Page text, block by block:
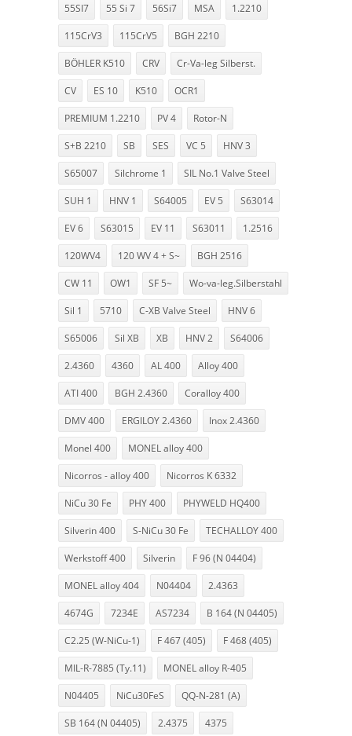
55SI7 55 Si 7 56Si7 MSA 1.2210
115CrV3 115CrV5 BGH 2210
BÖHLER K510 CRV Cr-Va-leg Silberst.
CV ES 10 K510 OCR1
PREMIUM 1.2210 PV 4 Rotor-N
S+B 2210 SB SES VC 5 HNV 3
S65007 Silchrome 1 SIL No.1 Valve Steel
SUH 1 HNV 1 S64005 EV 5 S63014
EV 6 S63015 EV 11 S63011 1.2516
120WV4 120 WV 4 + S~ BGH 2516
CW 11 OW1 SF 5~ Wo-va-leg.Silberstahl
Sil 1 5710 C-XB Valve Steel HNV 6
S65006 Sil XB XB HNV 2 S64006
2.4360 4360 AL 400 Alloy 400
ATI 400 BGH 2.4360 Coralloy 400
DMV 400 ERGILOY 2.4360 Inox 2.4360
Monel 400 MONEL alloy 400
Nicorros - alloy 400 Nicorros K 6332
NiCu 30 Fe PHY 400 PHYWELD HQ400
Silverin 400 S-NiCu 30 Fe TECHALLOY 400
Werkstoff 400 Silverin F 96 (N 04404)
MONEL alloy 404 N04404 2.4363
4674G 7234E AS7234 B 164 (N 04405)
C2.25 (W-NiCu-1) F 467 (405) F 468 (405)
MIL-R-7885 (Ty.11) MONEL alloy R-405
N04405 NiCu30FeS QQ-N-281 (A)
SB 164 (N 04405) 2.4375 4375